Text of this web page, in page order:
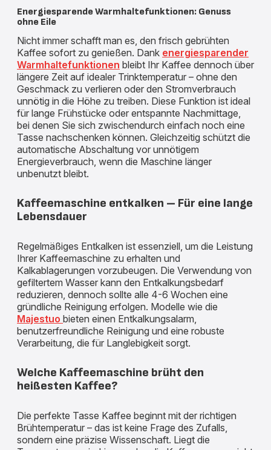
Energiesparende Warmhaltefunktionen: Genuss
ohne Eile
Nicht immer schafft man es, den frisch gebrühten
Kaffee sofort zu genießen. Dank energiesparender
Warmhaltefunktionen bleibt Ihr Kaffee dennoch über
längere Zeit auf idealer Trinktemperatur – ohne den
Geschmack zu verlieren oder den Stromverbrauch
unnötig in die Höhe zu treiben. Diese Funktion ist ideal
für lange Frühstücke oder entspannte Nachmittage,
bei denen Sie sich zwischendurch einfach noch eine
Tasse nachschenken können. Gleichzeitig schützt die
automatische Abschaltung vor unnötigem
Energieverbrauch, wenn die Maschine länger
unbenutzt bleibt.
Kaffeemaschine entkalken – Für eine lange
Lebensdauer
Regelmäßiges Entkalken ist essenziell, um die Leistung
Ihrer Kaffeemaschine zu erhalten und
Kalkablagerungen vorzubeugen. Die Verwendung von
gefiltertem Wasser kann den Entkalkungsbedarf
reduzieren, dennoch sollte alle 4-6 Wochen eine
gründliche Reinigung erfolgen. Modelle wie die
Majestuo bieten einen Entkalkungsalarm,
benutzerfreundliche Reinigung und eine robuste
Verarbeitung, die für Langlebigkeit sorgt.
Welche Kaffeemaschine brüht den
heißesten Kaffee?
Die perfekte Tasse Kaffee beginnt mit der richtigen
Brühtemperatur – das ist keine Frage des Zufalls,
sondern eine präzise Wissenschaft. Liegt die